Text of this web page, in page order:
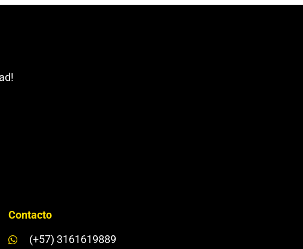
Contacto
(+57) 3161619889